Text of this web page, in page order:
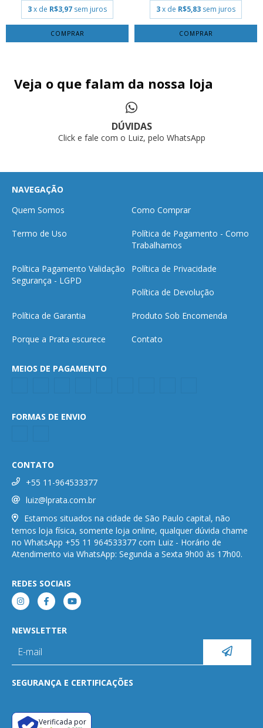
3x de R$3,97 sem juros
COMPRAR
3x de R$5,83 sem juros
COMPRAR
Veja o que falam da nossa loja
DÚVIDAS
Click e fale com o Luiz, pelo WhatsApp
NAVEGAÇÃO
Quem Somos
Como Comprar
Termo de Uso
Política de Pagamento - Como
Trabalhamos
Política Pagamento Validação
Segurança - LGPD
Política de Privacidade
Política de Devolução
Política de Garantia Produto Sob Encomenda
Porque a Prata escurece Contato
MEIOS DE PAGAMENTO
FORMAS DE ENVIO
CONTATO
+55 11-964533377
luiz@lprata.com.br
Estamos situados na cidade de São Paulo capital, não
temos loja física, somente loja online, qualquer dúvida chame
no WhatsApp +55 11 964533377 com Luiz - Horário de
Atendimento via WhatsApp: Segunda a Sexta 9h00 às 17h00.
REDES SOCIAIS
NEWSLETTER
SEGURANÇA E CERTIFICAÇÕES
Verificada por